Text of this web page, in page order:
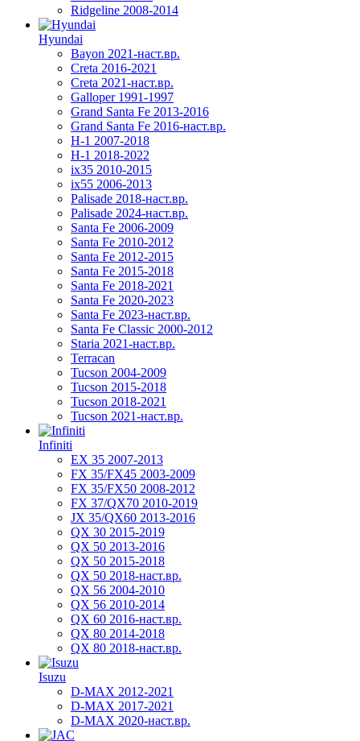
Ridgeline 2008-2014
Hyundai
Bayon 2021-наст.вр.
Creta 2016-2021
Creta 2021-наст.вр.
Galloper 1991-1997
Grand Santa Fe 2013-2016
Grand Santa Fe 2016-наст.вр.
H-1 2007-2018
H-1 2018-2022
ix35 2010-2015
ix55 2006-2013
Palisade 2018-наст.вр.
Palisade 2024-наст.вр.
Santa Fe 2006-2009
Santa Fe 2010-2012
Santa Fe 2012-2015
Santa Fe 2015-2018
Santa Fe 2018-2021
Santa Fe 2020-2023
Santa Fe 2023-наст.вр.
Santa Fe Classic 2000-2012
Staria 2021-наст.вр.
Terracan
Tucson 2004-2009
Tucson 2015-2018
Tucson 2018-2021
Tucson 2021-наст.вр.
Infiniti
EX 35 2007-2013
FX 35/FX45 2003-2009
FX 35/FX50 2008-2012
FX 37/QX70 2010-2019
JX 35/QX60 2013-2016
QX 30 2015-2019
QX 50 2013-2016
QX 50 2015-2018
QX 50 2018-наст.вр.
QX 56 2004-2010
QX 56 2010-2014
QX 60 2016-наст.вр.
QX 80 2014-2018
QX 80 2018-наст.вр.
Isuzu
D-MAX 2012-2021
D-MAX 2017-2021
D-MAX 2020-наст.вр.